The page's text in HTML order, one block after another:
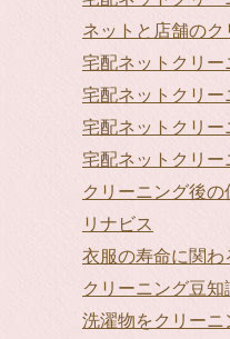
ネットと店舗の
宅配ネットクリー
宅配ネットクリ
宅配ネットクリー
宅配ネットクリー
クリーニング後の
リナビス
衣服の寿命に関わ
クリーニング豆知
洗濯物をクリーニ